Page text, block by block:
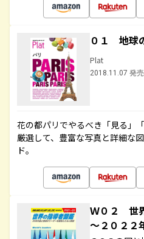
０１ 地球
Plat
2018.11.07 発売
花の都パリでやるべき「見る」
厳選して、豊富な写真と詳細な
ド。
Ｗ０２ 世
～２０２２